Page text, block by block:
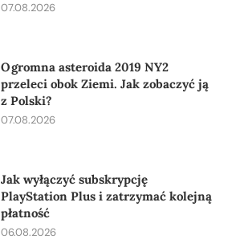
07.08.2026
Ogromna asteroida 2019 NY2
przeleci obok Ziemi. Jak zobaczyć ją
z Polski?
07.08.2026
Jak wyłączyć subskrypcję
PlayStation Plus i zatrzymać kolejną
płatność
06.08.2026